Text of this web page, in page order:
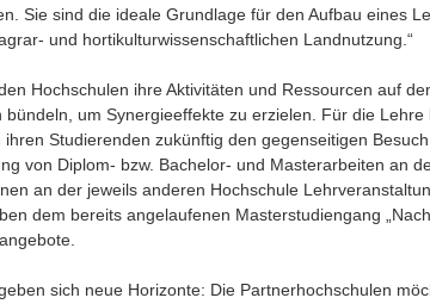
Sie sind die ideale Grundlage für den Aufbau eines
und hortikulturwissenschaftlichen Landnutzung.“
Hochschulen ihre Aktivitäten und Ressourcen auf
um Synergieeffekte zu erzielen. Für die
ihren Studierenden zukünftig den gegenseitigen
von Diplom- bzw. Bachelor- und Masterarbeiten an
an der jeweils anderen Hochschule
dem bereits angelaufenen Masterstudiengang
sich neue Horizonte: Die Partnerhochschulen